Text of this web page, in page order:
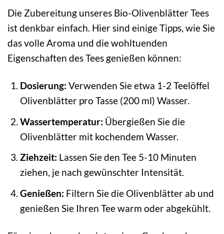
Die Zubereitung unseres Bio-Olivenblätter Tees
ist denkbar einfach. Hier sind einige Tipps, wie Sie
das volle Aroma und die wohltuenden
Eigenschaften des Tees genießen können:
Dosierung: Verwenden Sie etwa 1-2 Teelöffel
Olivenblätter pro Tasse (200 ml) Wasser.
Wassertemperatur: Übergießen Sie die
Olivenblätter mit kochendem Wasser.
Ziehzeit: Lassen Sie den Tee 5-10 Minuten
ziehen, je nach gewünschter Intensität.
Genießen: Filtern Sie die Olivenblätter ab und
genießen Sie Ihren Tee warm oder abgekühlt.